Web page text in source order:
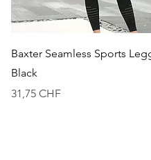
Vista rápida
Baxter Seamless Sports
Black
Precio
31,75 CHF